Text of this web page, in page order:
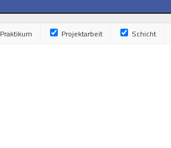
Praktikum Projektarbeit Schicht